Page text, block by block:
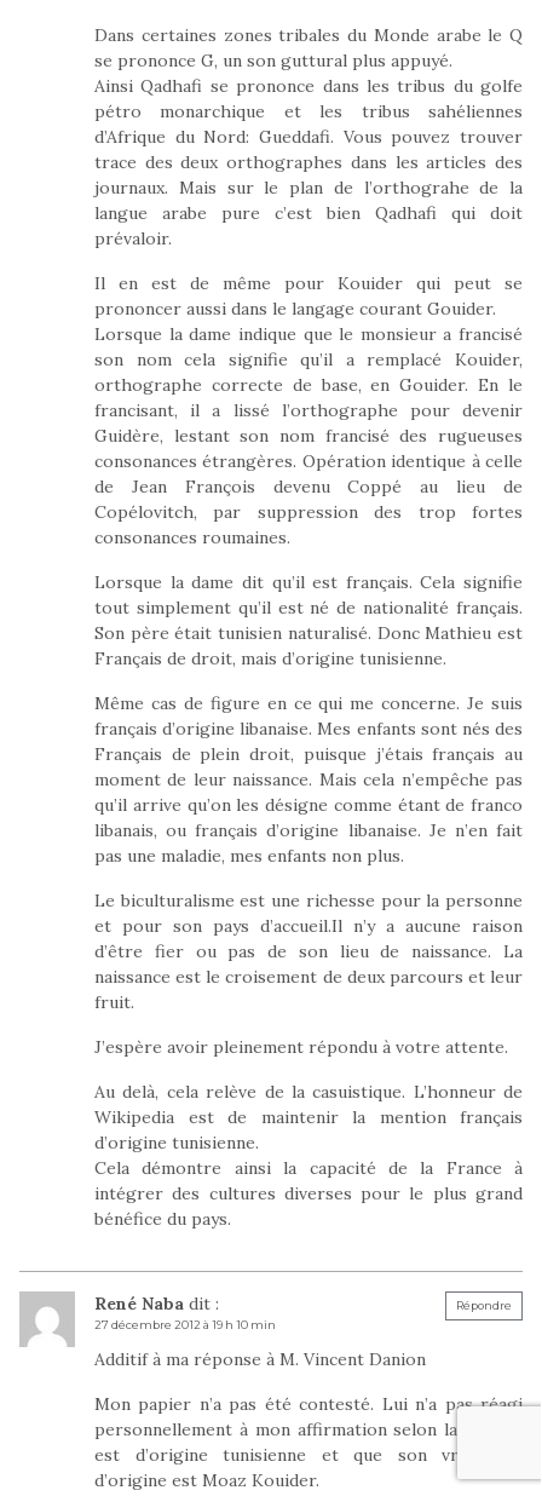
Dans certaines zones tribales du Monde arabe le Q
se prononce G, un son guttural plus appuyé.
Ainsi Qadhafi se prononce dans les tribus du golfe
pétro monarchique et les tribus sahéliennes
d’Afrique du Nord: Gueddafi. Vous pouvez trouver
trace des deux orthographes dans les articles des
journaux. Mais sur le plan de l’orthograhe de la
langue arabe pure c’est bien Qadhafi qui doit
prévaloir.
Il en est de même pour Kouider qui peut se
prononcer aussi dans le langage courant Gouider.
Lorsque la dame indique que le monsieur a francisé
son nom cela signifie qu’il a remplacé Kouider,
orthographe correcte de base, en Gouider. En le
francisant, il a lissé l’orthographe pour devenir
Guidère, lestant son nom francisé des rugueuses
consonances étrangères. Opération identique à celle
de Jean François devenu Coppé au lieu de
Copélovitch, par suppression des trop fortes
consonances roumaines.
Lorsque la dame dit qu’il est français. Cela signifie
tout simplement qu’il est né de nationalité français.
Son père était tunisien naturalisé. Donc Mathieu est
Français de droit, mais d’origine tunisienne.
Même cas de figure en ce qui me concerne. Je suis
français d’origine libanaise. Mes enfants sont nés des
Français de plein droit, puisque j’étais français au
moment de leur naissance. Mais cela n’empêche pas
qu’il arrive qu’on les désigne comme étant de franco
libanais, ou français d’origine libanaise. Je n’en fait
pas une maladie, mes enfants non plus.
Le biculturalisme est une richesse pour la personne
et pour son pays d’accueil.Il n’y a aucune raison
d’être fier ou pas de son lieu de naissance. La
naissance est le croisement de deux parcours et leur
fruit.
J’espère avoir pleinement répondu à votre attente.
Au delà, cela relève de la casuistique. L’honneur de
Wikipedia est de maintenir la mention français
d’origine tunisienne.
Cela démontre ainsi la capacité de la France à
intégrer des cultures diverses pour le plus grand
bénéfice du pays.
René Naba dit :
27 décembre 2012 à 19 h 10 min
Additif à ma réponse à M. Vincent Danion
Mon papier n’a pas été contesté. Lui n’a pas réagi
personnellement à mon affirmation selon laquelle il
est d’origine tunisienne et que son vrai nom
d’origine est Moaz Kouider.
Répondre